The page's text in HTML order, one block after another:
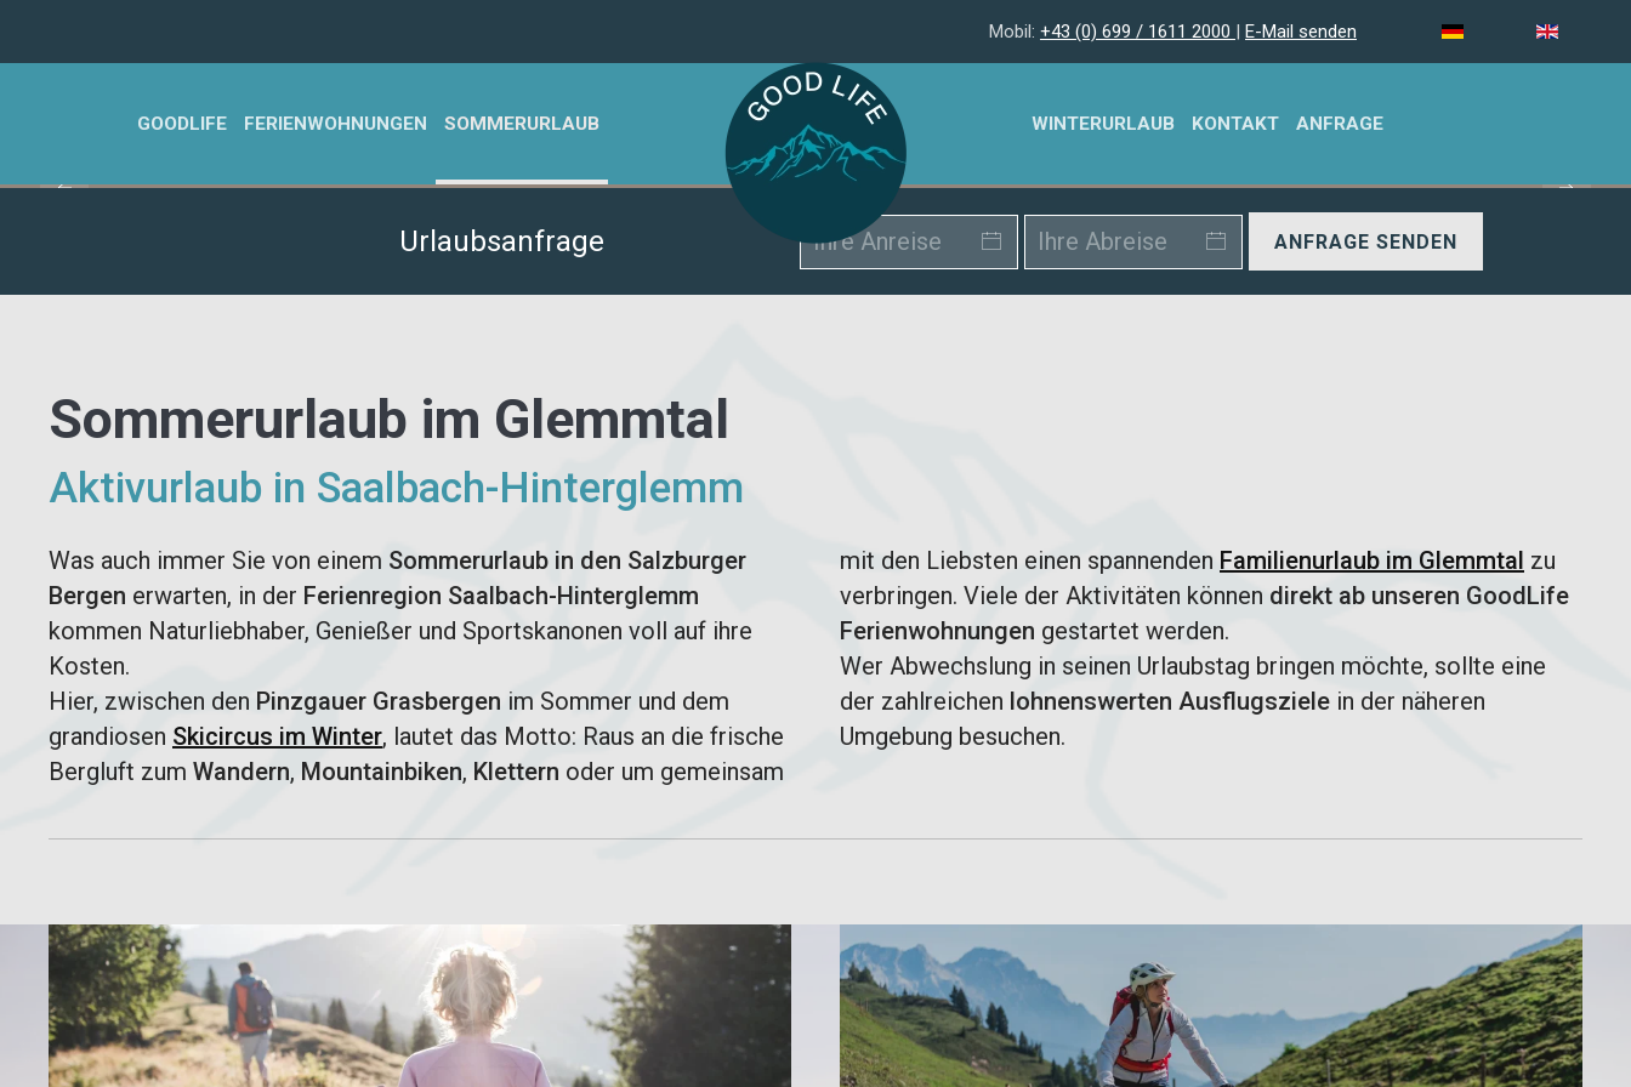
Zum Hauptinhalt springen
Mobil: +43 (0) 699 / 1611 2000 | E-Mail senden
GOODLIFE FERIENWOHNUNGEN SOMMERURLAUB WINTERURLAUB KONTAKT ANFRAGE
Urlaubsanfrage ANFRAGE SENDEN
Sommerurlaub im Glemmtal
Aktivurlaub in Saalbach-Hinterglemm
Was auch immer Sie von einem Sommerurlaub in den Salzburger
Bergen erwarten, in der Ferienregion Saalbach-Hinterglemm
kommen Naturliebhaber, Genießer und Sportskanonen voll auf ihre
Kosten.
Hier, zwischen den Pinzgauer Grasbergen im Sommer und dem
grandiosen Skicircus im Winter, lautet das Motto: Raus an die frische
Bergluft zum Wandern, Mountainbiken, Klettern oder um gemeinsam
mit den Liebsten einen spannenden Familienurlaub im Glemmtal zu
verbringen. Viele der Aktivitäten können direkt ab unseren GoodLife
Ferienwohnungen gestartet werden.
Wer Abwechslung in seinen Urlaubstag bringen möchte, sollte eine
der zahlreichen lohnenswerten Ausflugsziele in der näheren
Umgebung besuchen.